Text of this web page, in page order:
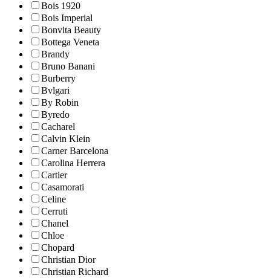
Bois 1920
Bois Imperial
Bonvita Beauty
Bottega Veneta
Brandy
Bruno Banani
Burberry
Bvlgari
By Robin
Byredo
Cacharel
Calvin Klein
Carner Barcelona
Carolina Herrera
Cartier
Casamorati
Celine
Cerruti
Chanel
Chloe
Chopard
Christian Dior
Christian Richard